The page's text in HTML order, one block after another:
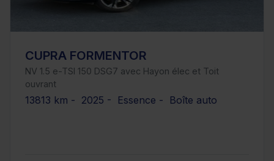
CUPRA FORMENTOR
NV 1.5 e-TSI 150 DSG7 avec Hayon élec et Toit
ouvrant
13813 km - 2025 - Essence - Boîte auto